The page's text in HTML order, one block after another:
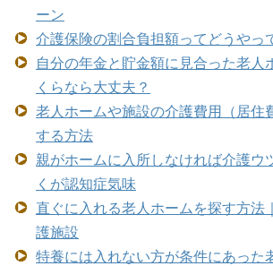
ーン
介護保険の割合負担額ってどうやっ
自分の年金と貯金額に見合った老
くらなら大丈夫？
老人ホームや施設の介護費用（居住
する方法
親がホームに入所しなければ介護
くが認知症気味
直ぐに入れる老人ホームを探す方法
護施設
特養には入れない方が条件にあった